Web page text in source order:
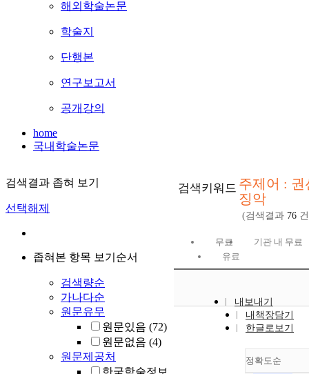
해외학술논문
학술지
단행본
연구보고서
공개강의
home
국내학술논문
검색결과 좁혀 보기
선택해제
좁혀본 항목 보기순서
검색량순
가나다순
원문유무
원문있음 (72)
원문없음 (4)
원문제공처
검색키워드 주제어 : 권
징악
(검색결과 76
무료
기관 내 무료
유료
내보내기
내책장담기
한글로보기
정확도순